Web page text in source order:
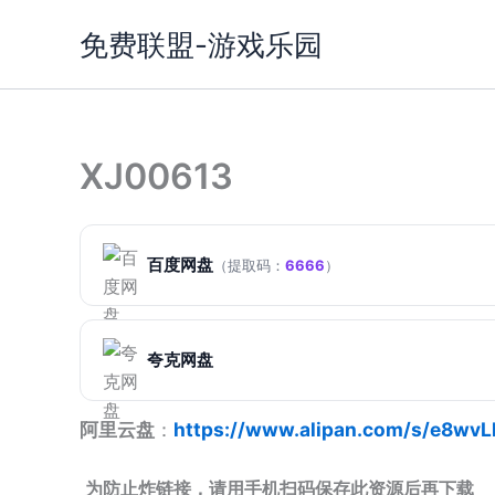
免费联盟-游戏乐园
XJ00613
百度网盘 （提取码： 6666）
夸克网盘
阿里云盘 ： https://www.alipan.com/s/
为防止炸链接，请用手机扫码保存此资源后再下载